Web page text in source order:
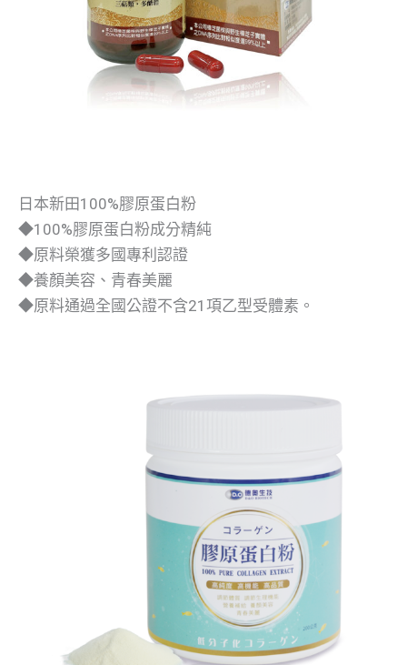
日本新田100%膠原蛋白粉
◆100%膠原蛋白粉成分精純
◆原料榮獲多國專利認證
◆養顏美容、青春美麗
◆原料通過全國公證不含21項乙型受體素。